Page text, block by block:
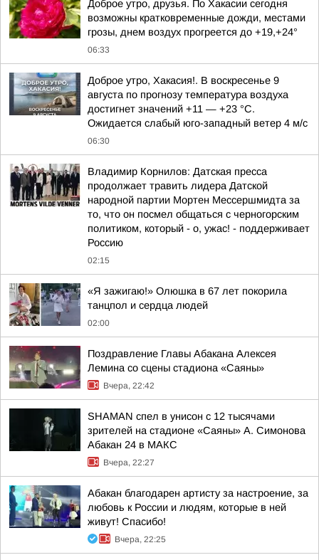
Доброе утро, друзья. По Хакасии сегодня
возможны кратковременные дожди, местами
грозы, днем воздух прогреется до +19,+24°
06:33
Доброе утро, Хакасия!. В воскресенье 9
августа по прогнозу температура воздуха
достигнет значений +11 — +23 °С.
Ожидается слабый юго-западный ветер 4 м/с
06:30
Владимир Корнилов: Датская пресса
продолжает травить лидера Датской
народной партии Мортен Мессершмидта за
то, что он посмел общаться с черногорским
политиком, который - о, ужас! - поддерживает
Россию
02:15
«Я зажигаю!» Олюшка в 67 лет покорила
танцпол и сердца людей
02:00
Поздравление Главы Абакана Алексея
Лемина со сцены стадиона «Саяны»
Вчера, 22:42
SHAMAN спел в унисон с 12 тысячами
зрителей на стадионе «Саяны» А. Симонова
Абакан 24 в МАКС
Вчера, 22:27
Абакан благодарен артисту за настроение, за
любовь к России и людям, которые в ней
живут! Спасибо!
Вчера, 22:25